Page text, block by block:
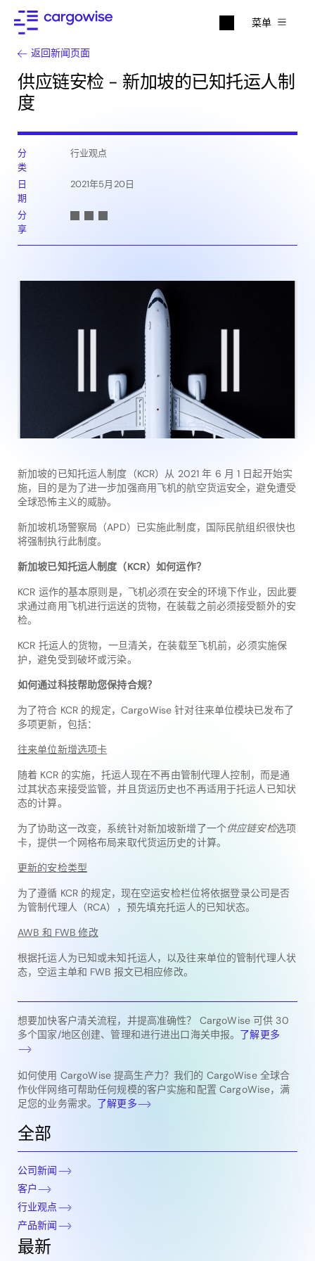
菜单
返回新闻页面
供应链安检 - 新加坡的已知托运人制
度
分
类
行业观点
日
期
2021年5月20日
分
享
新加坡的已知托运人制度（KCR）从 2021 年 6 月 1 日起开始实
施，目的是为了进一步加强商用飞机的航空货运安全，避免遭受
全球恐怖主义的威胁。
新加坡机场警察局（APD）已实施此制度，国际民航组织很快也
将强制执行此制度。
新加坡已知托运人制度（KCR）如何运作？
KCR 运作的基本原则是，飞机必须在安全的环境下作业，因此要
求通过商用飞机进行运送的货物，在装载之前必须接受额外的安
检。
KCR 托运人的货物，一旦清关，在装载至飞机前，必须实施保
护，避免受到破坏或污染。
如何通过科技帮助您保持合规？
为了符合 KCR 的规定，CargoWise 针对往来单位模块已发布了
多项更新，包括：
往来单位新增选项卡
随着 KCR 的实施，托运人现在不再由管制代理人控制，而是通
过其状态来接受监管，并且货运历史也不再适用于托运人已知状
态的计算。
为了协助这一改变，系统针对新加坡新增了一个供应链安检选项
卡，提供一个网格布局来取代货运历史的计算。
更新的安检类型
为了遵循 KCR 的规定，现在空运安检栏位将依据登录公司是否
为管制代理人（RCA），预先填充托运人的已知状态。
AWB 和 FWB 修改
根据托运人为已知或未知托运人，以及往来单位的管制代理人状
态，空运主单和 FWB 报文已相应修改。
想要加快客户清关流程，并提高准确性？ CargoWise 可供 30
多个国家/地区创建、管理和进行进出口海关申报。 了解更多
如何使用 CargoWise 提高生产力？我们的 CargoWise 全球合
作伙伴网络可帮助任何规模的客户实施和配置 CargoWise，满
足您的业务需求。 了解更多
全部
公司新闻
客户
行业观点
产品新闻
最新